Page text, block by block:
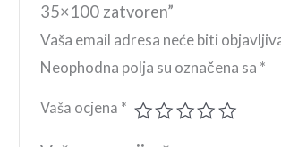
35×100 zatvoren”
Vaša email adresa neće biti
Neophodna polja su označena sa *
Vaša ocjena *